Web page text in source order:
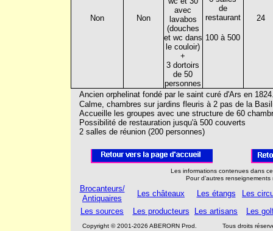
Non Non
avec
lavabos
(douches
et wc dans
le couloir)
+
3 dortoirs
de 50
personnes
de
restaurant
100 à 500
24
Ancien orphelinat fondé par le saint curé d'Ars en
Calme, chambres sur jardins fleuris à 2 pas de la
Accueille les groupes avec une structure de 60
Possibilité de restauration jusqu'à 500 couverts
2 salles de réunion (200 personnes)
Les informations contenues dans
Pour d'autres renseignements
Brocanteurs/
Antiquaires
Les châteaux Les étangs
Les
Les sources
Les producteurs Les artisans Les
Copyright © 2001-2026 ABERORN Prod.
Tous droits